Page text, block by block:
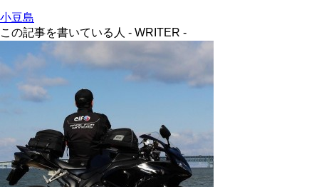
小豆島
この記事を書いている人 - WRITER -